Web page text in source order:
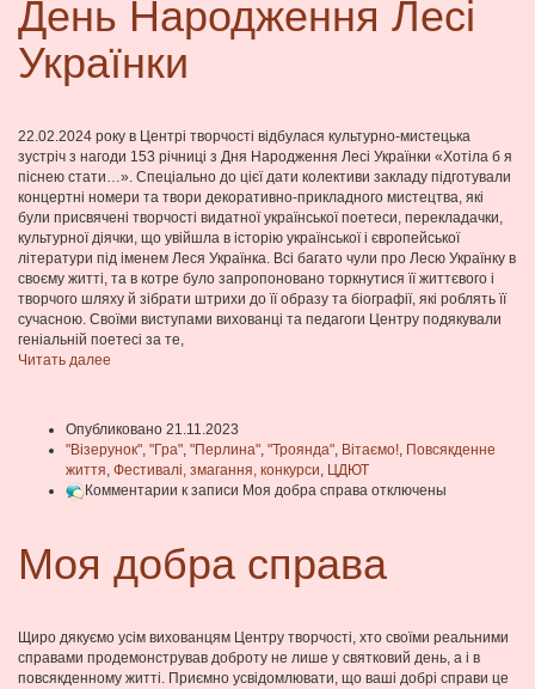
День Народження Лесі
Українки
22.02.2024 року в Центрі творчості відбулася культурно-мистецька
зустріч з нагоди 153 річниці з Дня Народження Лесі Українки «Хотіла б я
піснею стати…». Спеціально до цієї дати колективи закладу підготували
концертні номери та твори декоративно-прикладного мистецтва, які
були присвячені творчості видатної української поетеси, перекладачки,
культурної діячки, що увійшла в історію української і європейської
літератури під іменем Леся Українка. Всі багато чули про Лесю Українку в
своєму житті, та в котре було запропоновано торкнутися її життєвого і
творчого шляху й зібрати штрихи до її образу та біографії, які роблять її
сучасною. Своїми виступами вихованці та педагоги Центру подякували
геніальній поетесі за те,
Читать далее
Опубликовано 21.11.2023
"Візерунок", "Гра", "Перлина", "Троянда", Вітаємо!, Повсякденне
життя, Фестивалі, змагання, конкурси, ЦДЮТ
Комментарии к записи Моя добра справа отключены
Моя добра справа
Щиро дякуємо усім вихованцям Центру творчості, хто своїми реальними
справами продемонстрував доброту не лише у святковий день, а і в
повсякденному житті. Приємно усвідомлювати, що ваші добрі справи це